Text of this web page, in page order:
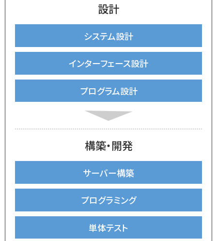
設計
システム設計
インターフェース設計
プログラム設計
構築・開発
サーバー構築
プログラミング
単体テスト